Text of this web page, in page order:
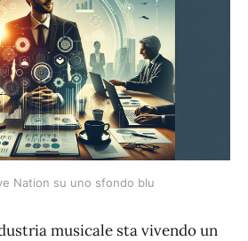
Nation su uno sfondo blu
musicale sta vivendo un